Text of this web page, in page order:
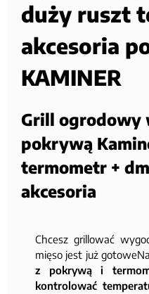
duży ruszt
akcesoria
KAMINER
Grill ogrodowy
pokrywą
termometr +
akcesoria
Chcesz grillować
mięso jest już
z pokrywą i
kontrolować